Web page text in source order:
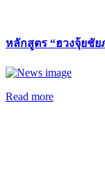
หลักสูตร “ฮวงจุ้ยชัย
Read more